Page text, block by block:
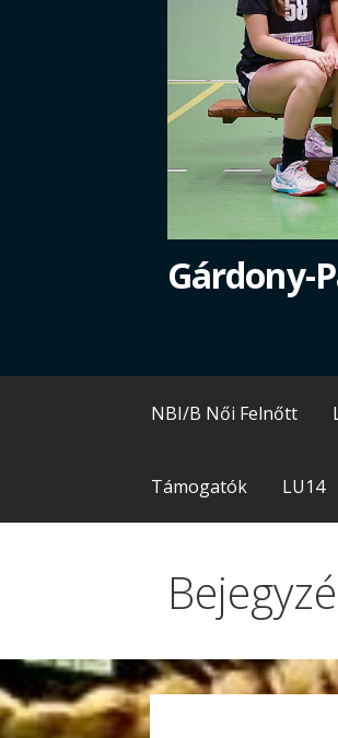
Gárdony-
NBI/B Női Felnőtt
Támogatók LU14